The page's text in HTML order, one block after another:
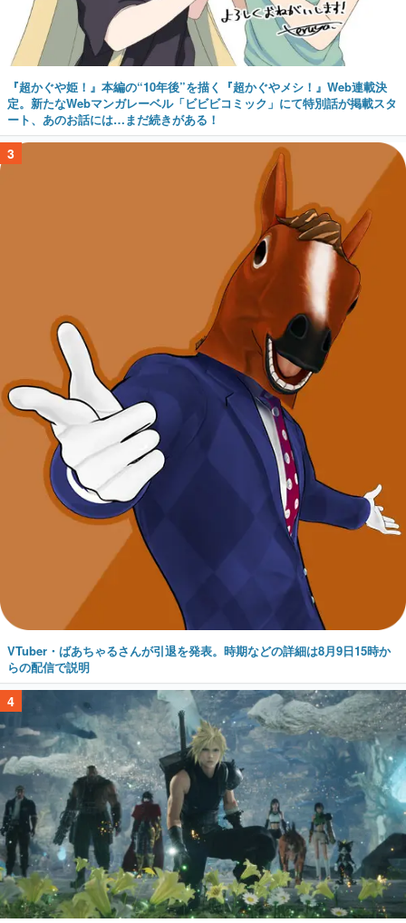
『超かぐや姫！』本編の“10年後”を描く『超かぐやメシ！』Web連載決
定。新たなWebマンガレーベル「ビビビコミック」にて特別話が掲載スタ
ート、あのお話には…まだ続きがある！
3
VTuber・ばあちゃるさんが引退を発表。時期などの詳細は8月9日15時か
らの配信で説明
4